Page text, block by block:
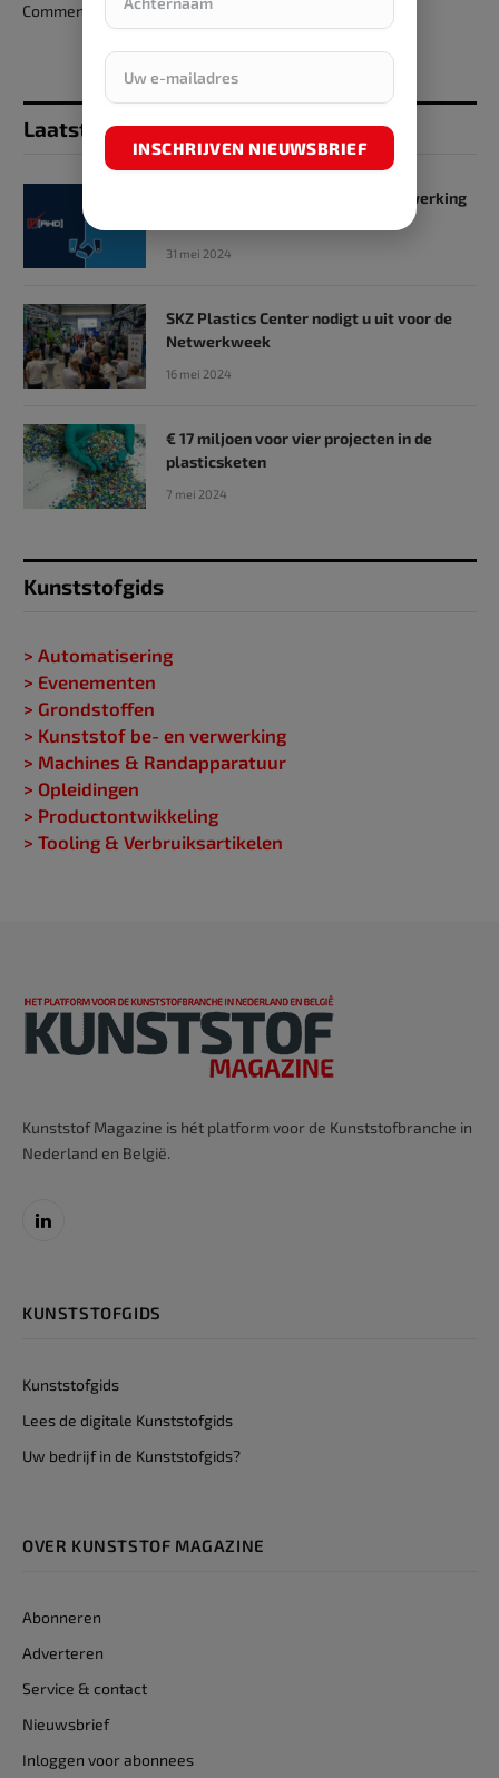
Comments are closed.
Laatst toegevoegd
SKZ en RHD GmbH starten samenwerking
31 mei 2024
SKZ Plastics Center nodigt u uit voor de
Netwerkweek
16 mei 2024
€ 17 miljoen voor vier projecten in de
plasticsketen
7 mei 2024
Kunststofgids
> Automatisering
> Evenementen
> Grondstoffen
> Kunststof be- en verwerking
> Machines & Randapparatuur
> Opleidingen
> Productontwikkeling
> Tooling & Verbruiksartikelen
Kunststof Magazine is hét platform voor de Kunststofbranche in
Nederland en België.
LinkedIn
KUNSTSTOFGIDS
Kunststofgids
Lees de digitale Kunststofgids
Uw bedrijf in de Kunststofgids?
OVER KUNSTSTOF MAGAZINE
Abonneren
Adverteren
Service & contact
Nieuwsbrief
Inloggen voor abonnees
INSCHRIJVEN NIEUWSBRIEF